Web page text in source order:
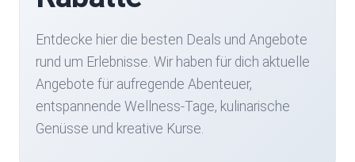
Entdecke hier die besten Deals und Angebote
rund um Erlebnisse. Wir haben für dich aktuelle
Angebote für aufregende Abenteuer,
entspannende Wellness-Tage, kulinarische
Genüsse und kreative Kurse.